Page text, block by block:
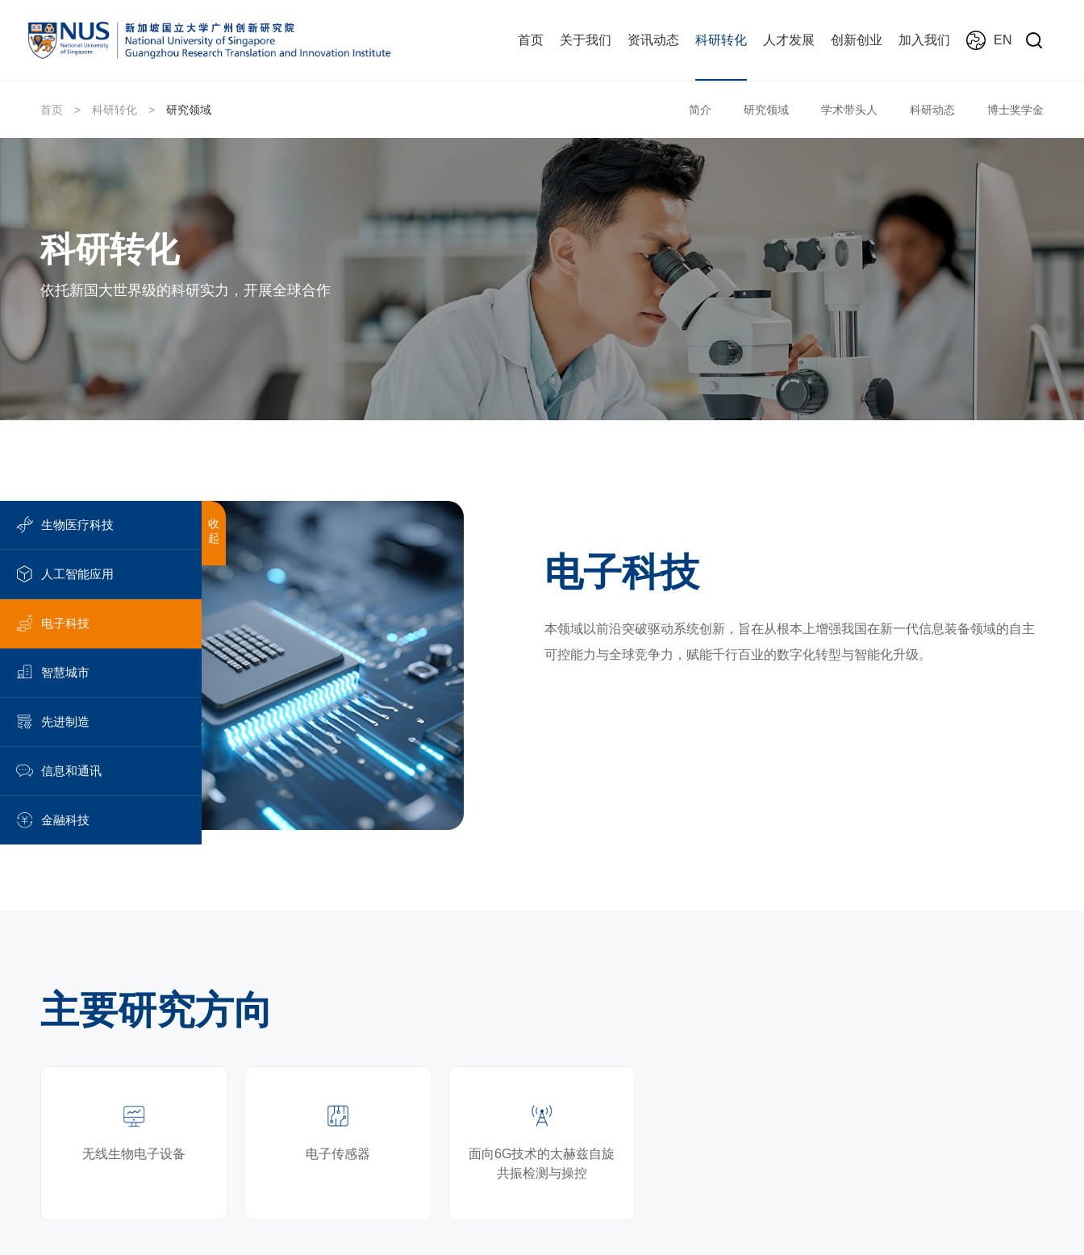
首页 关于我们 资讯动态 科研转化 人才发展 创新创业 加入我们 EN
首页 > 科研转化 > 研究领域 简介 研究领域 学术带头人 科研动态 博士奖学金
科研转化
依托新国大世界级的科研实力，开展全球合作
生物医疗科技
人工智能应用
电子科技
智慧城市
先进制造
信息和通讯
金融科技
收
起
电子科技
本领域以前沿突破驱动系统创新，旨在从根本上增强我国在新一代信息装备领域的自主
可控能力与全球竞争力，赋能千行百业的数字化转型与智能化升级。
主要研究方向
无线生物电子设备 电子传感器
面向6G技术的太赫兹自旋
共振检测与操控